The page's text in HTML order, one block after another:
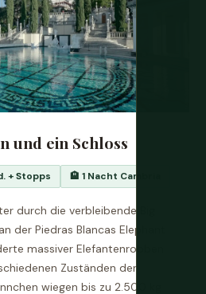
und ein Schloss
+ Stopps 🏨 1 Nacht Cambria
durch die verbleibende Big
der Piedras Blancas Elephant
massiver Elefantenrobben
Zuständen der
wiegen bis zu 2.500 kg